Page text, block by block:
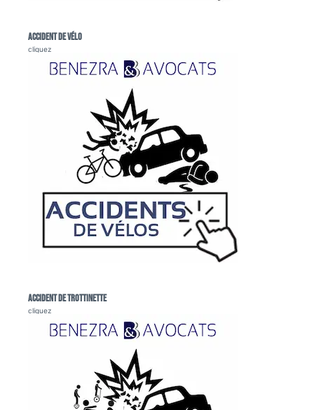
Accident de vélo
cliquez
Accident de trottinette
cliquez